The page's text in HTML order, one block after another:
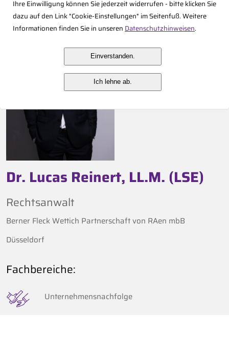
Ihre Einwilligung können Sie jederzeit widerrufen - bitte klicken Sie
dazu auf den Link "Cookie-Einstellungen" im Seitenfuß. Weitere
Informationen finden Sie in unseren Datenschutzhinweisen.
Einverstanden.
Ich lehne ab.
Dr. Lucas Reinert, LL.M. (LSE)
Rechtsanwalt
Berner Fleck Wettich Partnerschaft von RAen mbB
Düsseldorf
Fachbereiche:
Unternehmensnachfolge